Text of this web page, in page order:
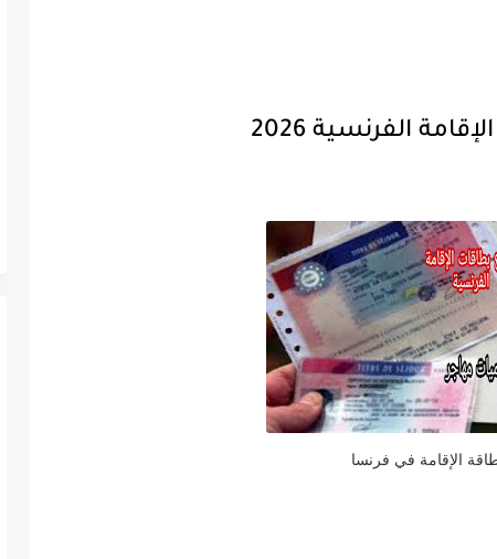
الفرنسية 2026
الإقامة في فرنسا